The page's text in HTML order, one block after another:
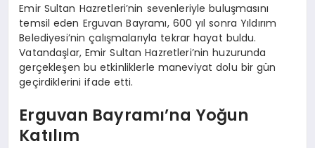
Emir Sultan Hazretleri’nin sevenleriyle buluşmasını
temsil eden Erguvan Bayramı, 600 yıl sonra Yıldırım
Belediyesi’nin çalışmalarıyla tekrar hayat buldu.
Vatandaşlar, Emir Sultan Hazretleri’nin huzurunda
gerçekleşen bu etkinliklerle maneviyat dolu bir gün
geçirdiklerini ifade etti.
Erguvan Bayramı’na Yoğun
Katılım